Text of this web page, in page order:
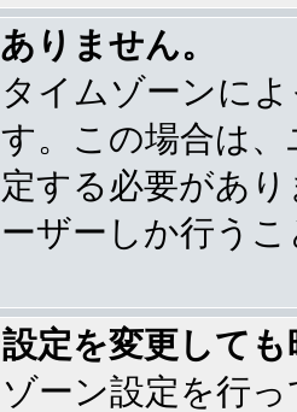
りません。
イムゾーンに
。この場合は
する必要があ
ザーしか行う
定を変更して
ーン設定を行